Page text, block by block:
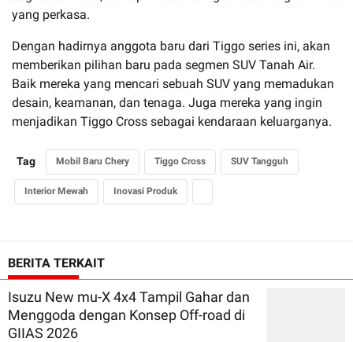
yang perkasa.
Dengan hadirnya anggota baru dari Tiggo series ini, akan
memberikan pilihan baru pada segmen SUV Tanah Air.
Baik mereka yang mencari sebuah SUV yang memadukan
desain, keamanan, dan tenaga. Juga mereka yang ingin
menjadikan Tiggo Cross sebagai kendaraan keluarganya.
Tag Mobil Baru Chery Tiggo Cross SUV Tangguh
Interior Mewah Inovasi Produk
BERITA TERKAIT
Isuzu New mu-X 4x4 Tampil Gahar dan
Menggoda dengan Konsep Off-road di
GIIAS 2026